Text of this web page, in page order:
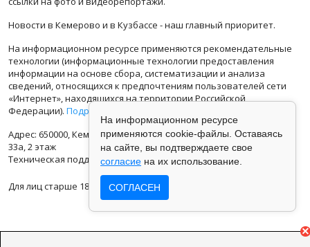
Новости в Кемерово и в Кузбассе - наш главный приоритет.
На информационном ресурсе применяются рекомендательные
технологии (информационные технологии предоставления
информации на основе сбора, систематизации и анализа
сведений, относящихся к предпочтениям пользователей сети
«Интернет», находящихся на территории Российской
Федерации). Подробная информация
Адрес: 650000, Кемеровская Область, г.Кемерово, ул.Кузбасская
33а, 2 этаж
Техническая поддержка: support@vse42.ru
Для лиц старше 18 лет.
На информационном ресурсе
применяются cookie-файлы. Оставаясь
на сайте, вы подтверждаете свое
согласие на их использование.
СОГЛАСЕН